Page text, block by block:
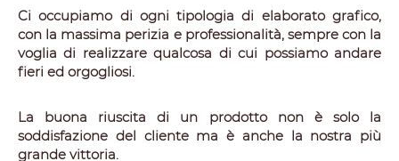
Ci occupiamo di ogni tipologia di elaborato grafico,
con la massima perizia e professionalità, sempre con la
voglia di realizzare qualcosa di cui possiamo andare
fieri ed orgogliosi.
La buona riuscita di un prodotto non è solo la
soddisfazione del cliente ma è anche la nostra più
grande vittoria.